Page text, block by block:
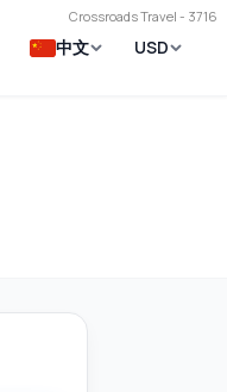
Crossroads Travel - 3716
中文 USD